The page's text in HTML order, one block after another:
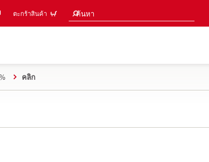
ตะกร้าสินค้า ค้นหา
คำแนะนำการค้นหา
คลิก